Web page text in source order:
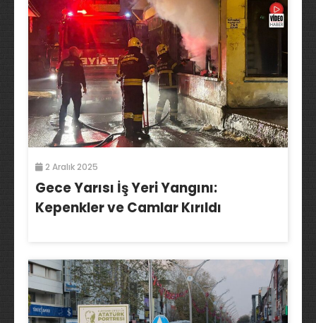
2 Aralık 2025
Gece Yarısı İş Yeri Yangını:
Kepenkler ve Camlar Kırıldı